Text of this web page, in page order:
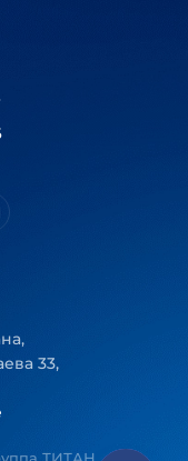
33,